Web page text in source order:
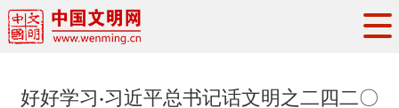
好好学习·习近平总书记话文明之二四二〇